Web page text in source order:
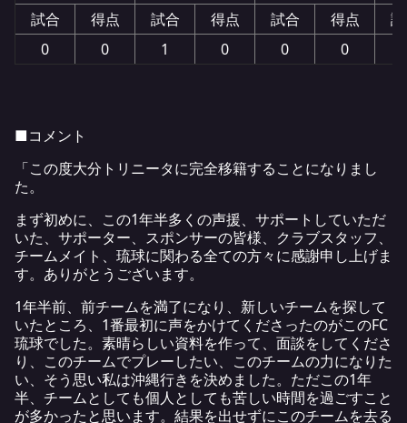
試合
得点 試合 得点 試合 得点
0
0 1 0 0 0
■コメント
「この度大分トリニータに完全移籍することになりまし
た。
まず初めに、この1年半多くの声援、サポートしていただ
いた、サポーター、スポンサーの皆様、クラブスタッフ、
チームメイト、琉球に関わる全ての方々に感謝申し上げま
す。ありがとうございます。
1年半前、前チームを満了になり、新しいチームを探して
いたところ、1番最初に声をかけてくださったのがこのFC
琉球でした。素晴らしい資料を作って、面談をしてくださ
り、このチームでプレーしたい、このチームの力になりた
い、そう思い私は沖縄行きを決めました。ただこの1年
半、チームとしても個人としても苦しい時間を過ごすこと
が多かったと思います。結果を出せずにこのチームを去る